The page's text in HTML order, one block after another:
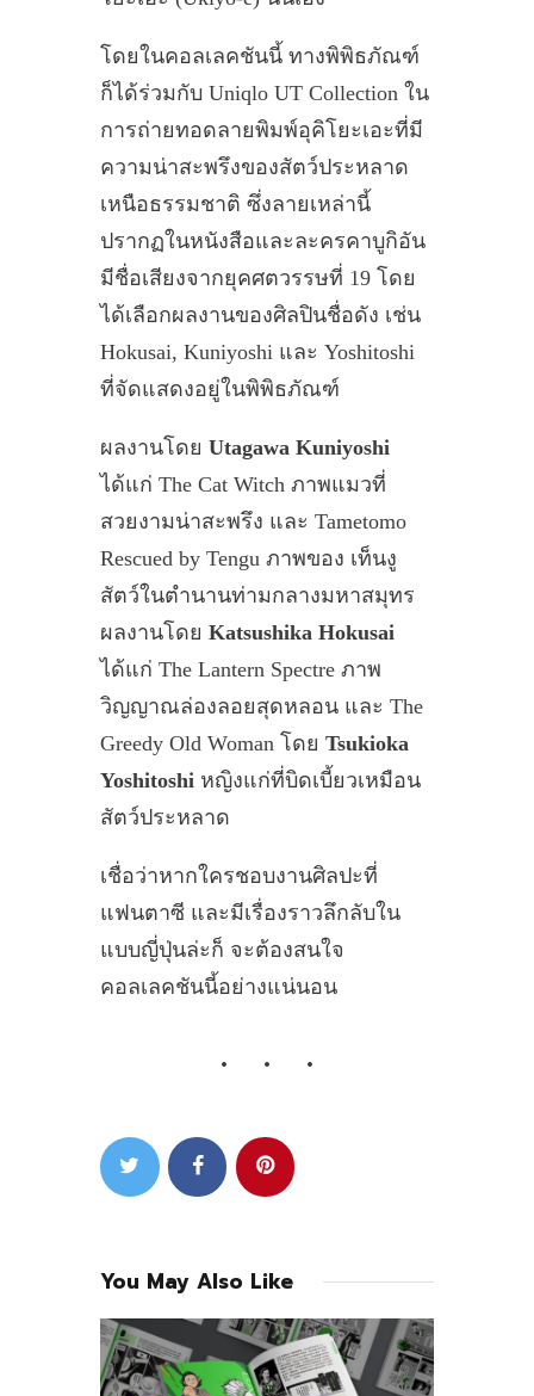
โดยในคอลเลคชันนี้ ทางพิพิธภัณฑ์
ก็ได้ร่วมกับ Uniqlo UT Collection ใน
การถ่ายทอดลายพิมพ์อุคิโยะเอะที่มี
ความน่าสะพรึงของสัตว์ประหลาด
เหนือธรรมชาติ ซึ่งลายเหล่านี้
ปรากฏในหนังสือและละครคาบูกิอัน
มีชื่อเสียงจากยุคศตวรรษที่ 19 โดย
ได้เลือกผลงานของศิลปินชื่อดัง เช่น
Hokusai, Kuniyoshi และ Yoshitoshi
ที่จัดแสดงอยู่ในพิพิธภัณฑ์
ผลงานโดย Utagawa Kuniyoshi
ได้แก่ The Cat Witch ภาพแมวที่
สวยงามน่าสะพรึง และ Tametomo
Rescued by Tengu ภาพของ เท็นงู
สัตว์ในตำนานท่ามกลางมหาสมุทร
ผลงานโดย Katsushika Hokusai
ได้แก่ The Lantern Spectre ภาพ
วิญญาณล่องลอยสุดหลอน และ The
Greedy Old Woman โดย Tsukioka
Yoshitoshi หญิงแก่ที่บิดเบี้ยวเหมือน
สัตว์ประหลาด
เชื่อว่าหากใครชอบงานศิลปะที่
แฟนตาซี และมีเรื่องราวลึกลับใน
แบบญี่ปุ่นล่ะก็ จะต้องสนใจ
คอลเลคชันนี้อย่างแน่นอน
You May Also Like